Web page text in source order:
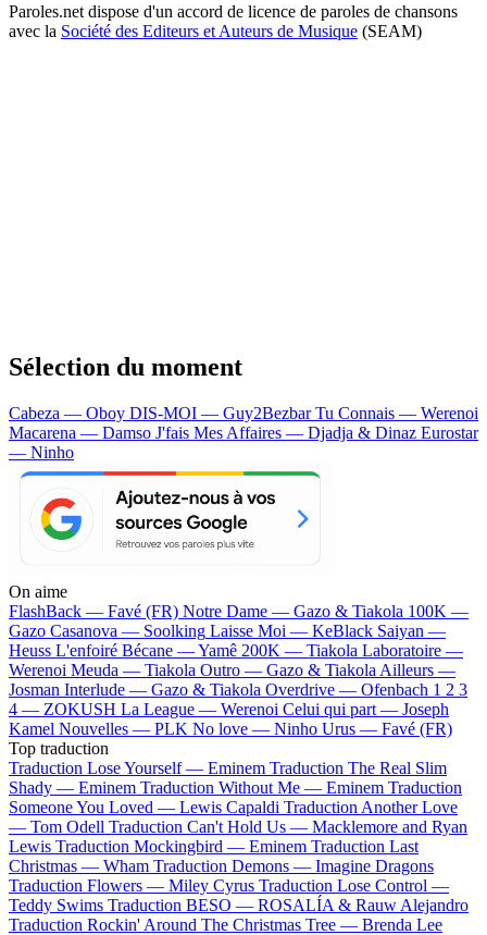
Paroles.net dispose d'un accord de licence de paroles de chansons
avec la Société des Editeurs et Auteurs de Musique (SEAM)
Sélection du moment
Cabeza — Oboy DIS-MOI — Guy2BezbarTu Connais — Werenoi
Macarena — Damso J'fais Mes Affaires — Djadja & Dinaz Eurostar
— Ninho
On aime
FlashBack — Favé (FR) Notre Dame — Gazo & Tiakola 100K —
Gazo Casanova — Soolking Laisse Moi — KeBlack Saiyan —
Heuss L'enfoiré Bécane —Yamê 200K — Tiakola Laboratoire —
Werenoi Meuda — Tiakola Outro — Gazo & Tiakola Ailleurs —
Josman Interlude — Gazo & Tiakola Overdrive — Ofenbach 1 2 3
4 — ZOKUSH La League — Werenoi Celui qui part — Joseph
Kamel Nouvelles — PLK No love — Ninho Urus — Favé (FR)
Top traduction
Traduction Lose Yourself — Eminem Traduction The Real Slim
Shady — Eminem Traduction Without Me — Eminem Traduction
Someone You Loved — Lewis Capaldi Traduction Another Love
— Tom Odell Traduction Can't Hold Us — Macklemore and Ryan
Lewis Traduction Mockingbird — Eminem Traduction Last
Christmas — Wham Traduction Demons — Imagine Dragons
Traduction Flowers — Miley Cyrus Traduction Lose Control —
Teddy Swims Traduction BESO — ROSALÍA & Rauw Alejandro
Traduction Rockin' Around The Christmas Tree — Brenda Lee